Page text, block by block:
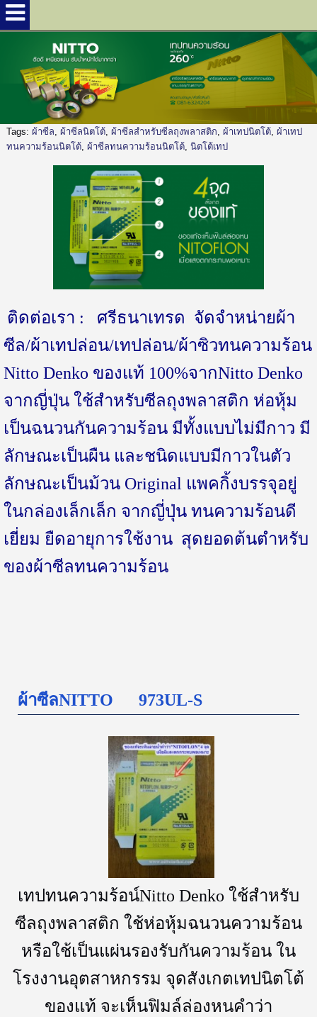
Tags: ผ้าซีล ผ้าซีลนิตโต้, ผ้าซีลสำหรับซีลถุงพลาสติก ผ้าเทปนิตโต้, ผ้าเทป
ทนความร้อนนิตโต้, ผ้าซีลทนความร้อนนิตโต้, นิตโต้เทป
ติดต่อเรา : ศรีธนาเทรด จัดจำหน่ายผ้า
ซีล/ผ้าเทปล่อน/เทปล่อน/ผ้าซิวทนความร้อน
Nitto Denko ของแท้ 100%จากNitto Denko
จากญี่ปุ่น ใช้สำหรับซีลถุงพลาสติก ห่อหุ้ม
เป็นฉนวนกันความร้อน มีทั้งแบบไม่มีกาว มี
ลักษณะเป็นผืน และชนิดแบบมีกาวในตัว
ลักษณะเป็นม้วน Original แพคกิ้งบรรจุอยู่
ในกล่องเล็กเล็ก จากญี่ปุ่น ทนความร้อนดี
เยี่ยม ยืดอายุการใช้งาน สุดยอดต้นตำหรับ
ของผ้าซีลทนความร้อน
ผ้าซีลNITTO 973UL-S
เทปทนความร้อน์Nitto Denko ใช้สำหรับ
ซีลถุงพลาสติก ใช้ห่อหุ้มฉนวนความร้อน
หรือใช้เป็นแผ่นรองรับกันความร้อน ใน
โรงงานอุตสาหกรรม จุดสังเกตเทปนิตโต้
ของแท้ จะเห็นฟิมล์ล่องหนคำว่า